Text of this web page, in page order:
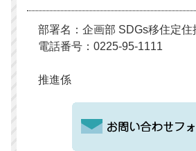
部署名：企画部 SDGs移住定住
電話番号：0225-95-1111
推進係